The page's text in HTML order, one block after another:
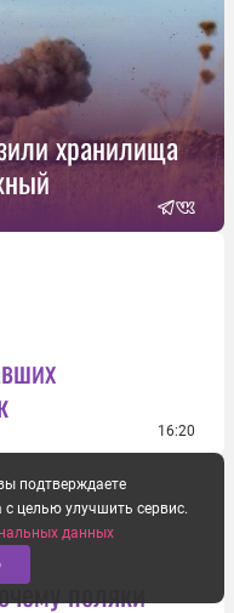
хранилища
16:20
поляки
подтверждаете
с целью улучшить сервис.
данных